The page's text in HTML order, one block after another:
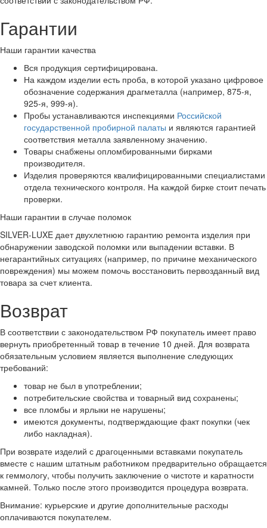
Гарантии
Наши гарантии качества
Вся продукция сертифицирована.
На каждом изделии есть проба, в которой указано цифровое
обозначение содержания драгметалла (например, 875-я,
925-я, 999-я).
Пробы устанавливаются инспекциями Российской
государственной пробирной палаты и являются гарантией
соответствия металла заявленному значению.
Товары снабжены опломбированными бирками
производителя.
Изделия проверяются квалифицированными специалистами
отдела технического контроля. На каждой бирке стоит печать
проверки.
Наши гарантии в случае поломок
SILVER-LUXE дает двухлетнюю гарантию ремонта изделия при
обнаружении заводской поломки или выпадении вставки. В
негарантийных ситуациях (например, по причине механического
повреждения) мы можем помочь восстановить первозданный вид
товара за счет клиента.
Возврат
В соответствии с законодательством РФ покупатель имеет право
вернуть приобретенный товар в течение 10 дней. Для возврата
обязательным условием является выполнение следующих
требований:
товар не был в употреблении;
потребительские свойства и товарный вид сохранены;
все пломбы и ярлыки не нарушены;
имеются документы, подтверждающие факт покупки (чек
либо накладная).
При возврате изделий с драгоценными вставками покупатель
вместе с нашим штатным работником предварительно обращается
к геммологу, чтобы получить заключение о чистоте и каратности
камней. Только после этого производится процедура возврата.
Внимание: курьерские и другие дополнительные расходы
оплачиваются покупателем.